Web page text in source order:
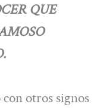
QUE
otros signos